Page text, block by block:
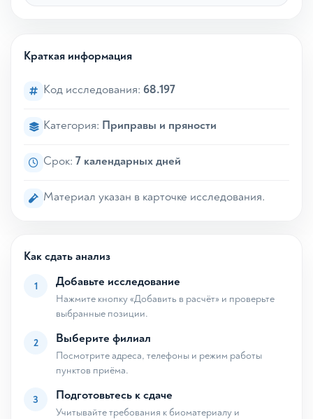
Краткая информация
Код исследования: 68.197
Категория: Приправы и пряности
Срок: 7 календарных дней
Материал указан в карточке исследования.
Как сдать анализ
1 Добавьте исследование
Нажмите кнопку «Добавить в расчёт» и проверьте
выбранные позиции.
2 Выберите филиал
Посмотрите адреса, телефоны и режим работы
пунктов приёма.
3 Подготовьтесь к сдаче
Учитывайте требования к биоматериалу и